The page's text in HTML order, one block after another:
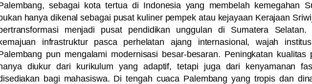
sebagai kota tertua di Indonesia yang membelah kemegahan
hanya dikenal sebagai pusat kuliner pempek atau kejayaan Kerajaan
menjadi pusat pendidikan unggulan di Sumatera Selatan.
infrastruktur pasca perhelatan ajang internasional, wajah
pun mengalami modernisasi besar-besaran. Peningkatan kualitas
diukur dari kurikulum yang adaptif, tetapi juga dari kenyamanan
bagi mahasiswa. Di tengah cuaca Palembang yang tropis dan